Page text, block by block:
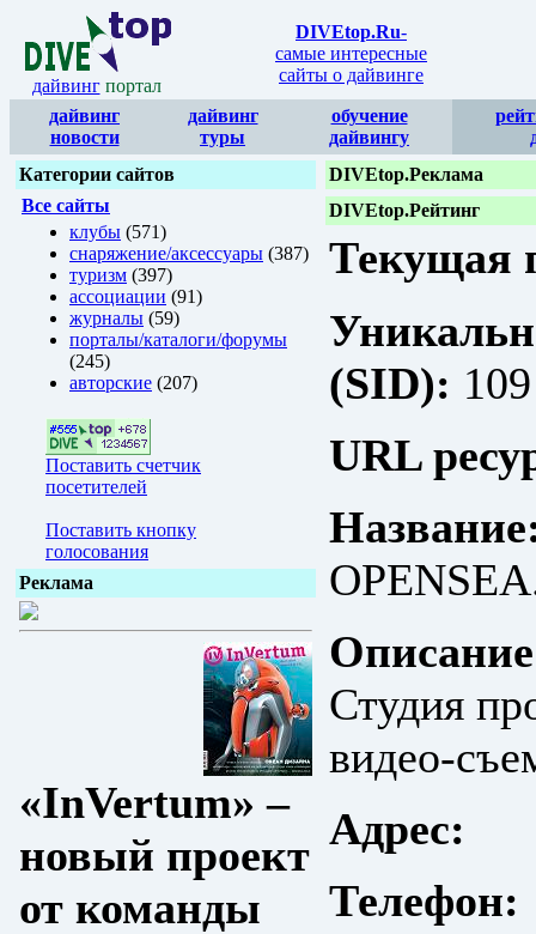
дайвинг портал
DIVEtop.Ru-
самые интересные
сайты о дайвинге
дайвинг
новости
дайвинг
туры
обучение
дайвингу
Категории сайтов
Все сайты
клубы (571)
снаряжение/аксессуары (387)
туризм (397)
ассоциации (91)
журналы (59)
порталы/каталоги/форумы
(245)
авторские (207)
Поставить счетчик
посетителей
Поставить кнопку
голосования
Реклама
«InVertum» –
новый проект
от команды
DIVEtop.Реклама
DIVEtop.Рейтинг
Текущая
(SID): 109
URL
Студия
видео-
Адрес:
Телефон: